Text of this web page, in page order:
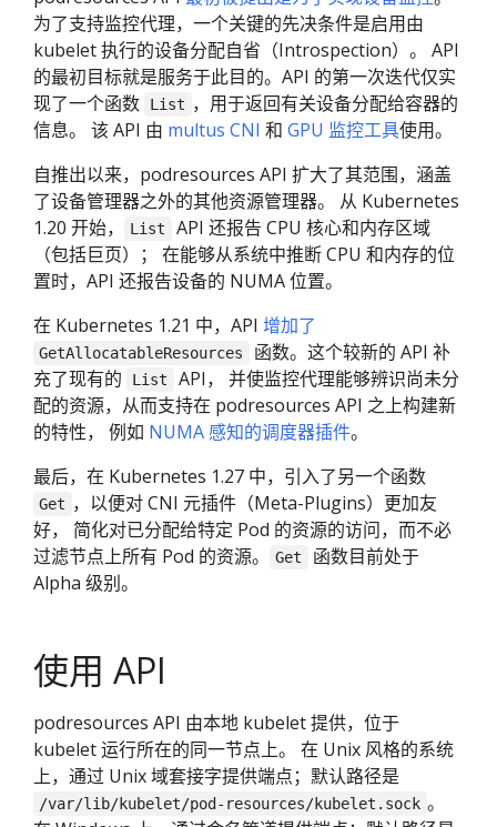
为了支持监控代理，一个关键的先决条件是启用由
kubelet 执行的设备分配自省（Introspection）。 API
的最初目标就是服务于此目的。API 的第一次迭代仅实
现了一个函数
List ，用于返回有关设备分配给容器的
信息。 该 API 由 multus CNI 和 GPU 监控工具使用。
自推出以来，podresources API 扩大了其范围，涵盖
了设备管理器之外的其他资源管理器。 从 Kubernetes
1.20 开始，
List
API 还报告 CPU 核心和内存区域
（包括巨页）； 在能够从系统中推断 CPU 和内存的位
置时，API 还报告设备的 NUMA 位置。
在 Kubernetes 1.21 中，API 增加了
GetAllocatableResources
函数。这个较新的 API 补
充了现有的
List
API， 并使监控代理能够辨识尚未分
配的资源，从而支持在 podresources API 之上构建新
的特性， 例如 NUMA 感知的调度器插件。
最后，在 Kubernetes 1.27 中，引入了另一个函数
Get ，以便对 CNI 元插件（Meta-Plugins）更加友
好， 简化对已分配给特定 Pod 的资源的访问，而不必
过滤节点上所有 Pod 的资源。
Get
函数目前处于
Alpha 级别。
使用 API
podresources API 由本地 kubelet 提供，位于
kubelet 运行所在的同一节点上。 在 Unix 风格的系统
上，通过 Unix 域套接字提供端点；默认路径是
/var/lib/kubelet/pod-resources/kubelet.sock 。